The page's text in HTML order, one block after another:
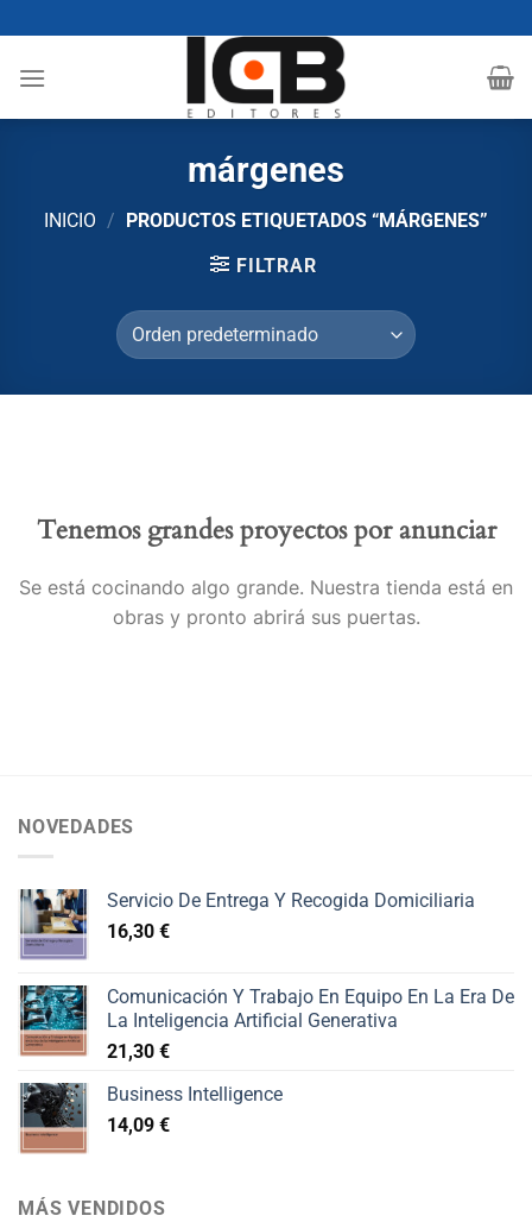
al
contenido
márgenes
INICIO /
PRODUCTOS ETIQUETADOS “MÁRGENES”
FILTRAR
Tenemos grandes proyectos por anunciar
Se está cocinando algo grande. Nuestra tienda está en
obras y pronto abrirá sus puertas.
NOVEDADES
Servicio De Entrega Y Recogida Domiciliaria
16,30 €
Comunicación Y Trabajo En Equipo En La Era De
La Inteligencia Artificial Generativa
21,30 €
Business Intelligence
14,09 €
MÁS VENDIDOS